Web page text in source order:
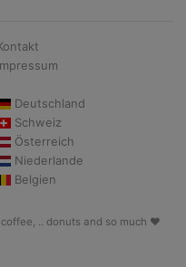
Deutschland
Schweiz
Österreich
Niederlande
Belgien
.. donuts and so much ♥